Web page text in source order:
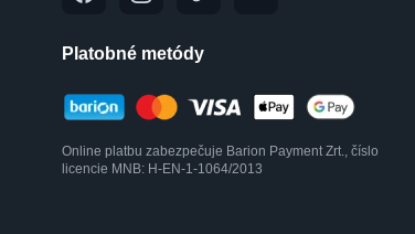
Platobné metódy
Online platbu zabezpečuje Barion Payment Zrt., číslo
licencie MNB: H-EN-1-1064/2013